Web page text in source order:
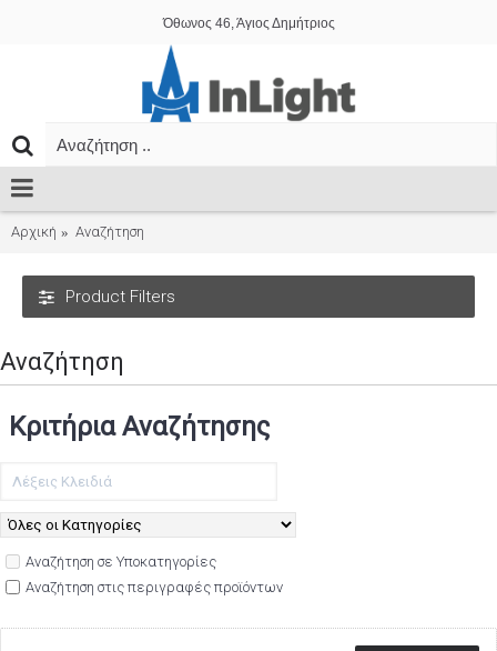
Όθωνος 46, Άγιος Δημήτριος
Αρχική Αναζήτηση
Product Filters
Αναζήτηση
Κριτήρια Αναζήτησης
Αναζήτηση σε Υποκατηγορίες
Αναζήτηση στις περιγραφές προϊόντων